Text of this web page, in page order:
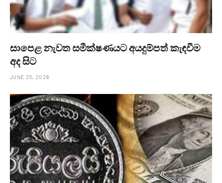
සාපෙළ නැවත සමීක්ෂණයට අයදුම්පත් කැඳවීම
අද සිට
JUNE 25, 2026